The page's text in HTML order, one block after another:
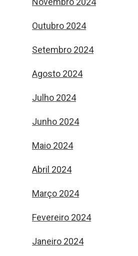
Outubro 2024
Setembro 2024
Agosto 2024
Julho 2024
Junho 2024
Maio 2024
Abril 2024
Março 2024
Fevereiro 2024
Janeiro 2024